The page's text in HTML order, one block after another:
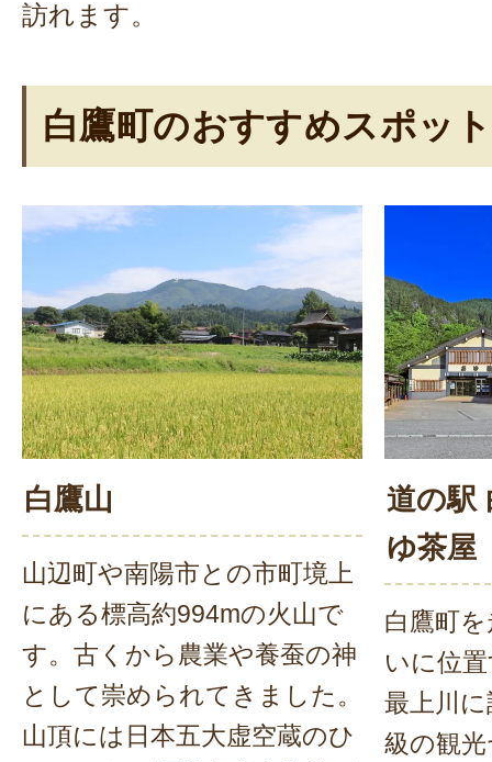
訪れます。
白鷹町のおすすめスポット
白鷹山
山辺町や南陽市との市町境上
にある標高約994mの火山で
す。古くから農業や養蚕の神
として崇められてきました。
山頂には日本五大虚空蔵のひ
道の駅
ゆ茶屋
白鷹町
いに位
最上川
級の観